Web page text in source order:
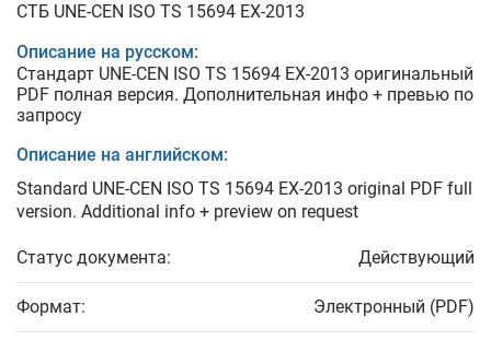
СТБ UNE-CEN ISO TS 15694 EX-2013
Описание на русском:
Стандарт UNE-CEN ISO TS 15694 EX-2013 оригинальный
PDF полная версия. Дополнительная инфо + превью по
запросу
Описание на английском:
Standard UNE-CEN ISO TS 15694 EX-2013 original PDF full
version. Additional info + preview on request
Статус документа: Действующий
Формат: Электронный (PDF)